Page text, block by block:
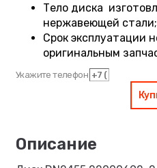
Тело диска
нержавеющей стали;
Срок эксплуатации
оригинальным
Укажите телефон